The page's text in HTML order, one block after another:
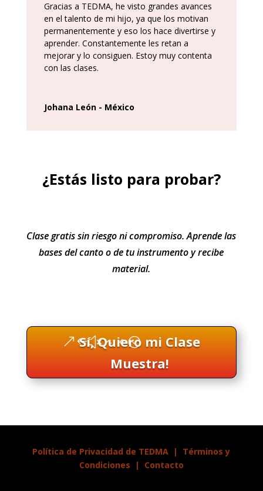
Gracias a TEDMA, he visto grandes avances
en el talento de mi hijo, ya que los motivan
permanentemente y eso los hace divertirse y
aprender. Constantemente les retan a
mejorar y lo consiguen. Estoy muy contenta
con las clases.
Johana León - México
¿Estás listo para probar?
Clase gratis sin riesgo ni compromiso. Aprende las
bases del canto o de tu instrumento y recibe
material.
Sí, Quiero mi Clase
Muestra!
Política de Privacidad de TEDMA | Términos y
Condiciones | Contacto